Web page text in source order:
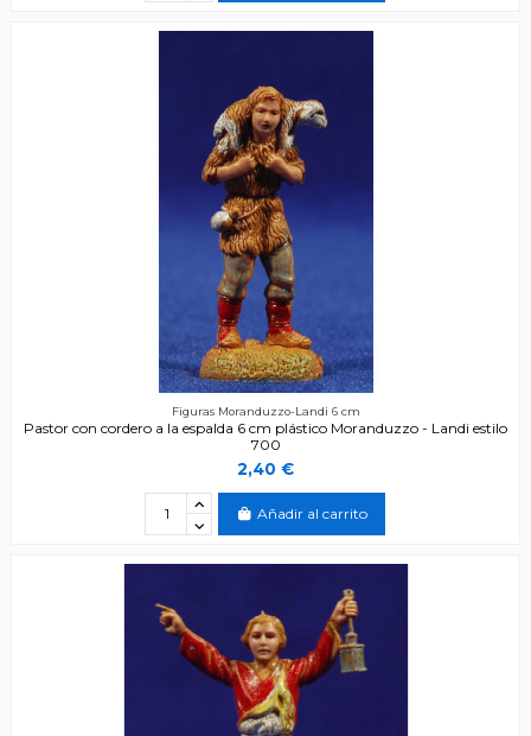
Figuras Moranduzzo-Landi 6 cm
Pastor con cordero a la espalda 6 cm plástico Moranduzzo - Landi estilo
700
2,40 €
Añadir al carrito